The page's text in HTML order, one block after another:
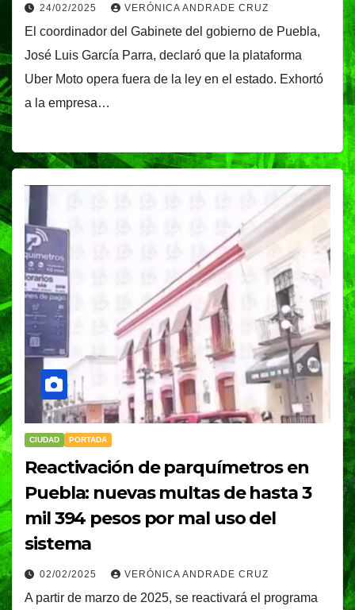
24/02/2025 VERÓNICA ANDRADE CRUZ
El coordinador del Gabinete del gobierno de Puebla,
José Luis García Parra, declaró que la plataforma
Uber Moto opera fuera de la ley en el estado. Exhortó
a la empresa…
CIUDAD PORTADA
Reactivación de parquímetros en
Puebla: nuevas multas de hasta 3
mil 394 pesos por mal uso del
sistema
02/02/2025 VERÓNICA ANDRADE CRUZ
A partir de marzo de 2025, se reactivará el programa